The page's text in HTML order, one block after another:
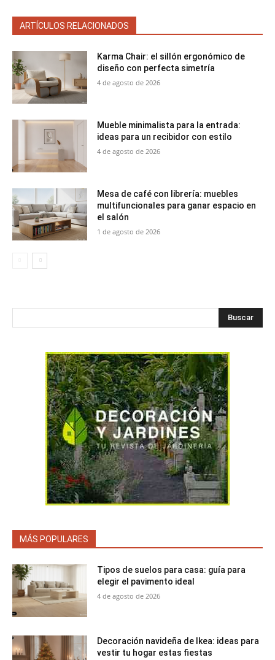
ARTÍCULOS RELACIONADOS
Karma Chair: el sillón ergonómico de
diseño con perfecta simetría
4 de agosto de 2026
Mueble minimalista para la entrada:
ideas para un recibidor con estilo
4 de agosto de 2026
Mesa de café con librería: muebles
multifuncionales para ganar espacio en
el salón
1 de agosto de 2026
Buscar
MÁS POPULARES
Tipos de suelos para casa: guía para
elegir el pavimento ideal
4 de agosto de 2026
Decoración navideña de Ikea: ideas para
vestir tu hogar estas fiestas